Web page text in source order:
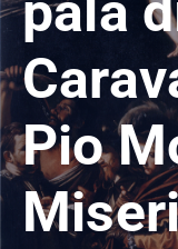
PUBBLICAZIONI
CONTATTI
Pio